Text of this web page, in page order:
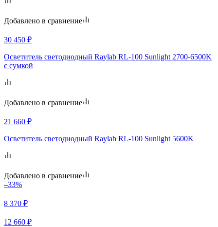
Добавлено в сравнение
30 450 ₽
Осветитель светодиодный Raylab RL-100 Sunlight 2700-6500K
с сумкой
Добавлено в сравнение
21 660 ₽
Осветитель светодиодный Raylab RL-100 Sunlight 5600K
Добавлено в сравнение
–33%
8 370 ₽
12 660 ₽